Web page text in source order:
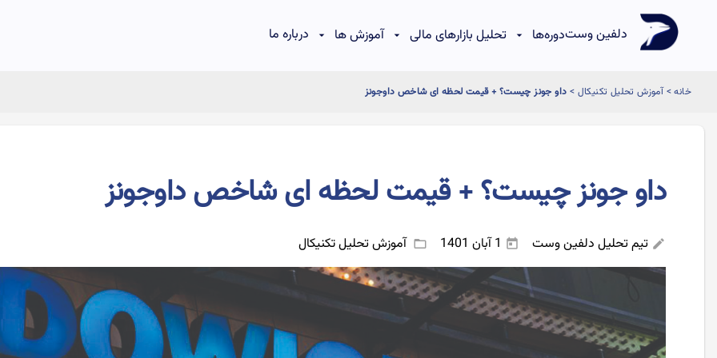
دلفین وستدوره‌ها تحلیل بازارهای مالی آموزش ها درباره ما
خانه>آموزش تحلیل تکنیکال > داو جونز چیست؟ + قیمت لحظه ای شاخص داوجونز
داو جونز چیست؟ + قیمت لحظه ای شاخص داوجونز
edit تیم تحلیل دلفین وست today
folder_open آموزش تحلیل تکنیکال